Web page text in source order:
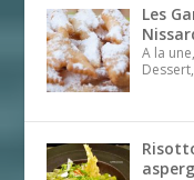
Les
A la